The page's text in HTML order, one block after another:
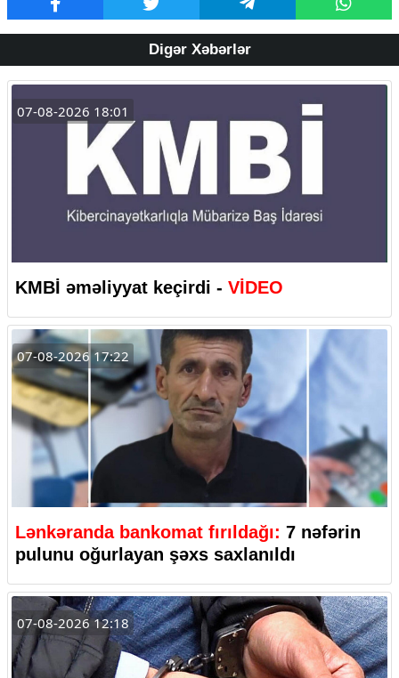
Digər Xəbərlər
07-08-2026 18:01
KMBİ əməliyyat keçirdi - VİDEO
07-08-2026 17:22
Lənkəranda bankomat fırıldağı: 7 nəfərin
pulunu oğurlayan şəxs saxlanıldı
07-08-2026 12:18